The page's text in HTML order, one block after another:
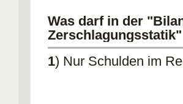
Was darf in der
1) Nur Schulden im